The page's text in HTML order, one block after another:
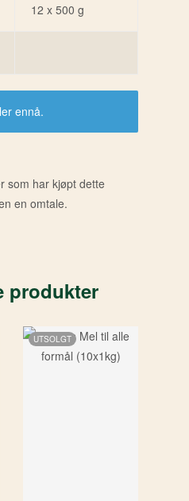
12 x 500 g
ennå.
som har kjøpt dette
en omtale.
produkter
UTSOLGT